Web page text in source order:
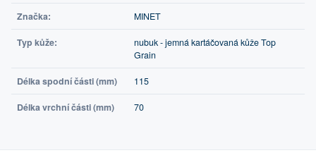
Značka: MINET
Typ kůže:
nubuk - jemná kartáčovaná kůže Top
Grain
Délka spodní části (mm) 115
Délka vrchní části (mm) 70